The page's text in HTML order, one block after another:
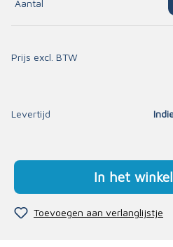
Aantal
Prijs excl. BTW
Levertijd
In het
Toevoegen aan verlanglijstje